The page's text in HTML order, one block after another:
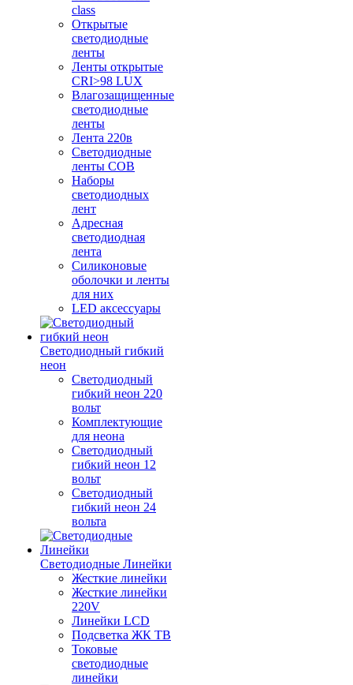
class
Открытые
светодиодные
ленты
Ленты открытые
CRI>98 LUX
Влагозащищенные
светодиодные
ленты
Лента 220в
Светодиодные
ленты COB
Наборы
светодиодных
лент
Адресная
светодиодная
лента
Силиконовые
оболочки и ленты
для них
LED аксессуары
Светодиодный гибкий
неон
Светодиодный
гибкий неон 220
вольт
Комплектующие
для неона
Светодиодный
гибкий неон 12
вольт
Светодиодный
гибкий неон 24
вольта
Светодиодные Линейки
Жесткие линейки
Жесткие линейки
220V
Линейки LCD
Подсветка ЖК ТВ
Токовые
светодиодные
линейки